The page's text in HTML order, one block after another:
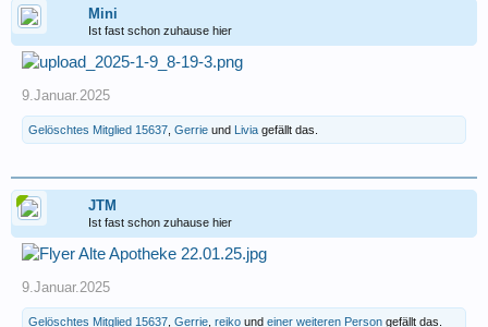
Mini
Ist fast schon zuhause hier
9.Januar.2025
Gelöschtes Mitglied 15637 Gerrie und Livia gefällt das.
JTM
Ist fast schon zuhause hier
9.Januar.2025
Gelöschtes Mitglied 15637 Gerrie reiko und einer weiteren Person gefällt das.